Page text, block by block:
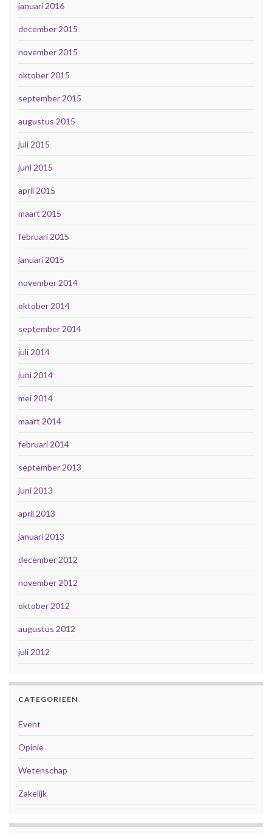
januari 2016
december 2015
november 2015
oktober 2015
september 2015
augustus 2015
juli 2015
juni 2015
april 2015
maart 2015
februari 2015
januari 2015
november 2014
oktober 2014
september 2014
juli 2014
juni 2014
mei 2014
maart 2014
februari 2014
september 2013
juni 2013
april 2013
januari 2013
december 2012
november 2012
oktober 2012
augustus 2012
juli 2012
CATEGORIEËN
Event
Opinie
Wetenschap
Zakelijk